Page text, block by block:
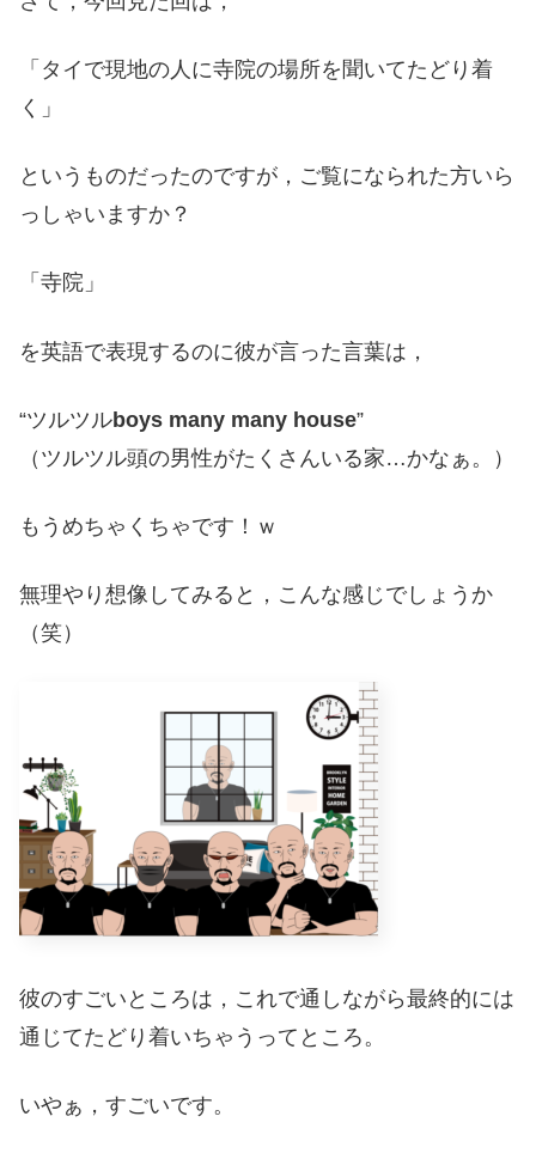
「タイで現地の人に寺院の場所を聞いてたどり着
く」
というものだったのですが，ご覧になられた方いら
っしゃいますか？
「寺院」
を英語で表現するのに彼が言った言葉は，
“ツルツルboys many many house”
（ツルツル頭の男性がたくさんいる家…かなぁ。）
もうめちゃくちゃです！ｗ
無理やり想像してみると，こんな感じでしょうか
（笑）
彼のすごいところは，これで通しながら最終的には
通じてたどり着いちゃうってところ。
いやぁ，すごいです。